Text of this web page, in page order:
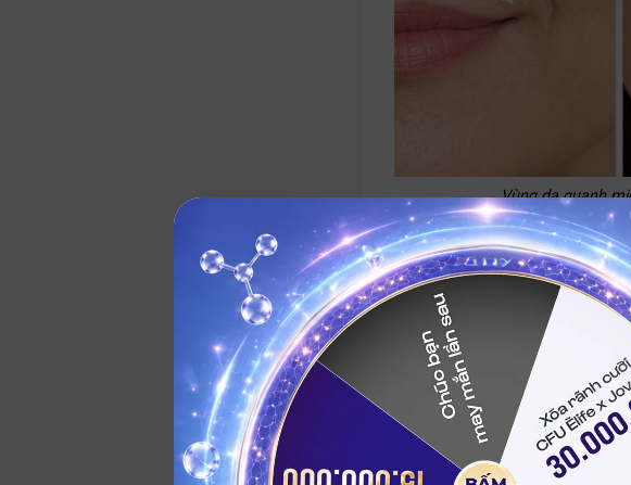
Vùng da quanh
Hướng dẫn 6 bài
nhà
Kiên trì thực hiện các bài
máu, kích thích sản sinh
1. Bài tập về cơ miệng
BẤM